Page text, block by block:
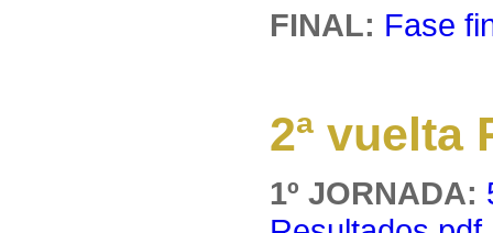
FINAL: Fase
2ª vuelta
1º JORNADA: